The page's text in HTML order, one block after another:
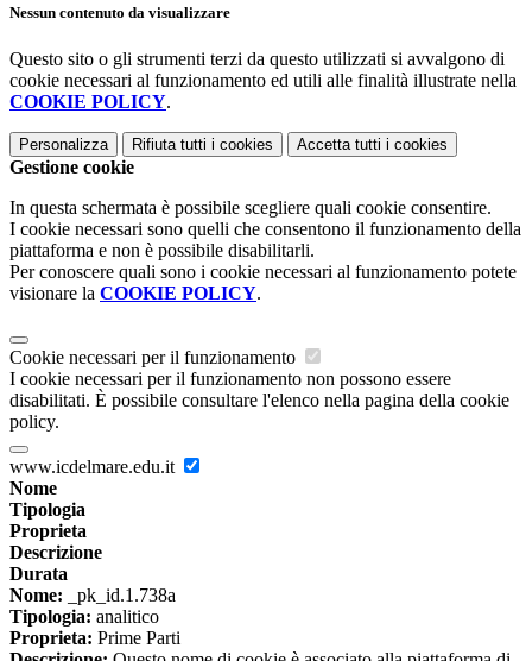
Nessun contenuto da visualizzare
Questo sito o gli strumenti terzi da questo utilizzati si avvalgono di
cookie necessari al funzionamento ed utili alle finalità illustrate nella
COOKIE POLICY.
Personalizza Rifiuta tutti i cookies Accetta tutti i cookies
Gestione cookie
In questa schermata è possibile scegliere quali cookie consentire.
I cookie necessari sono quelli che consentono il funzionamento della
piattaforma e non è possibile disabilitarli.
Per conoscere quali sono i cookie necessari al funzionamento potete
visionare la COOKIE POLICY.
Cookie necessari per il funzionamento
I cookie necessari per il funzionamento non possono essere
disabilitati. È possibile consultare l'elenco nella pagina della cookie
policy.
www.icdelmare.edu.it
Nome
Tipologia
Proprieta
Descrizione
Durata
Nome: _pk_id.1.738a
Tipologia: analitico
Proprieta: Prime Parti